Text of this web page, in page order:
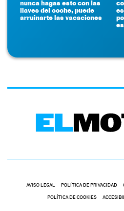
nunca hagas esto con las
llaves del coche, puede
arruinarte las vacaciones
AVISO LEGAL POLÍTICA DE PRIVACIDAD
POLÍTICA DE COOKIES